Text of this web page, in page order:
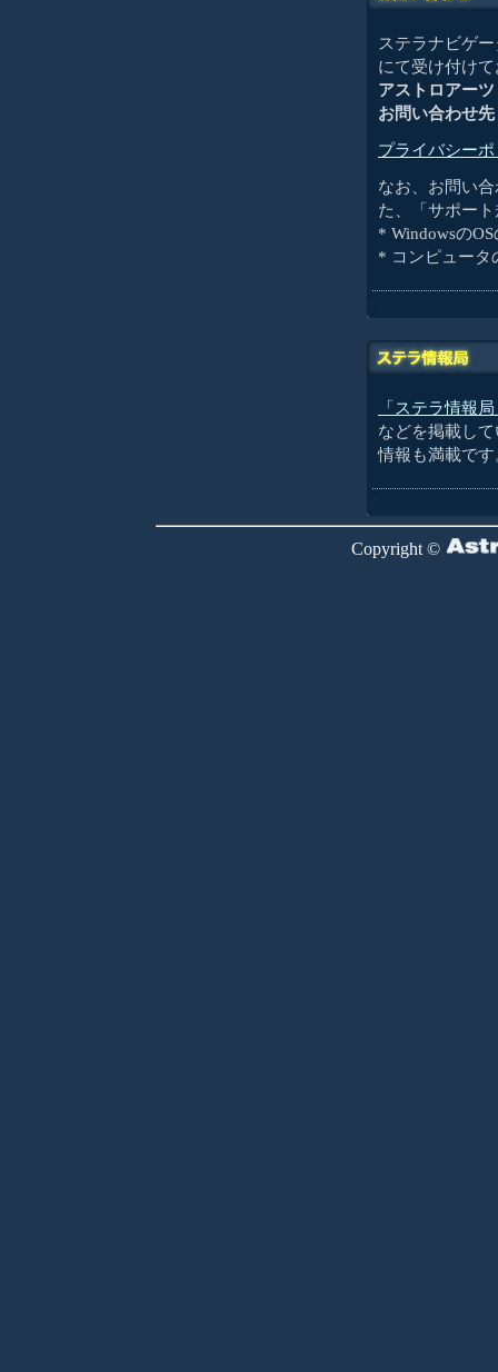
ステラナビゲ
にて受け付け
アストロアー
お問い合わせ先
プライバシー
なお、お問い
た、「サポー
* Windowsの
* コンピュータ
「ステラ情報
などを掲載し
情報も満載で
Copyright ©